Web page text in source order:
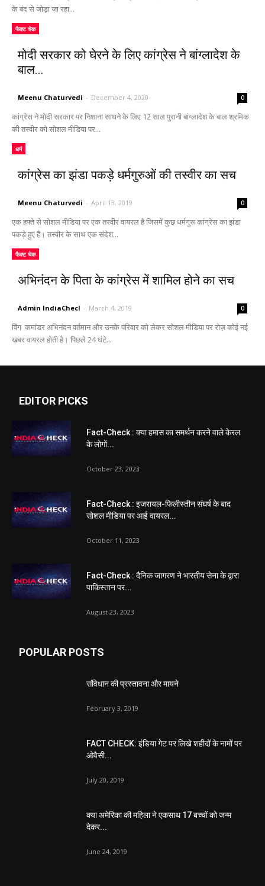
के बंद से जोड़ा जा रहा...
फैक्ट चेक
मोदी सरकार को घेरने के लिए कांग्रेस ने बांग्लादेश के
बाल...
Meenu Chaturvedi - December 4, 2020 0
कांग्रेस ने मोदी सरकार पर निशाना साधने के लिए 12 साल पुरानी बांग्लादेश के बाल श्रमिक
की तस्वीर को सोशल मीडिया पर...
धर्म
कांग्रेस का झंडा पकड़े धर्मगुरुओं की तस्वीर का सच
Meenu Chaturvedi - April 13, 2019 0
एक हफ्ते से सोशल मीडिया पर एक तस्वीर वायरल है जिसमें कुछ धर्मगुरू कांग्रेस का झंडा
पकड़े हुए हैं। तस्वीर के साथ एक संदेश...
फैक्ट चेक
अभिनंदन के पिता के कांग्रेस में शामिल होने का सच
Admin IndiaChecl - March 4, 2019 0
विंग कमांडर अभिनंदन वर्तमान और उनके परिवार को लेकर सोशल मीडिया पर रोज़ कोई नई
खबर वायरल होती है। पिछले 24 घंटे...
EDITOR PICKS
Fact-Check : क्या हमास का समर्थन करने वाले केरल
के लोगों...
October 23, 2023
Fact-Check : इजरायल-फिलीस्तीन संघर्ष के बाद
सोशल मीडिया पर आई वायरल...
October 11, 2023
Fact-Check : दैनिक जागरण ने भारतीय सेना के द्वारा
पाकिस्तान पर...
August 23, 2023
POPULAR POSTS
संविधान की प्रस्तावना और मायने
February 3, 2019
FACT CHECK: इंडिया गेट पर लिखे शहीदों के नामों पर
ओवैसी...
July 20, 2019
क्या अमेरिका की महिला ने एकसाथ 17 बच्चों को जन्म
देकर...
June 24, 2019